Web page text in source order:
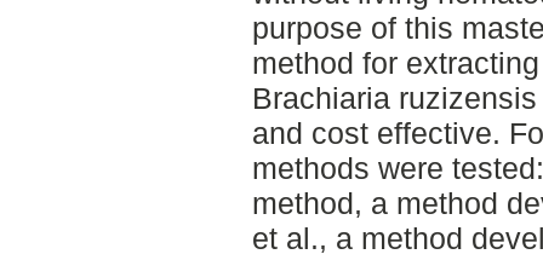
purpose of this
method for
Brachiaria
and cost effective.
methods were
method, a method
et al., a method